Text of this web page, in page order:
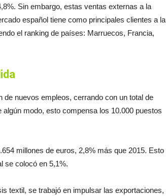
Sin embargo, estas ventas externas a la
español tiene como principales clientes a la
el ranking de países: Marruecos, Francia,
de nuevos empleos, cerrando con un total de
modo, esto compensa los 10.000 puestos
millones de euros, 2,8% más que 2015. Esto
se colocó en 5,1%.
textil, se trabajó en impulsar las exportaciones,